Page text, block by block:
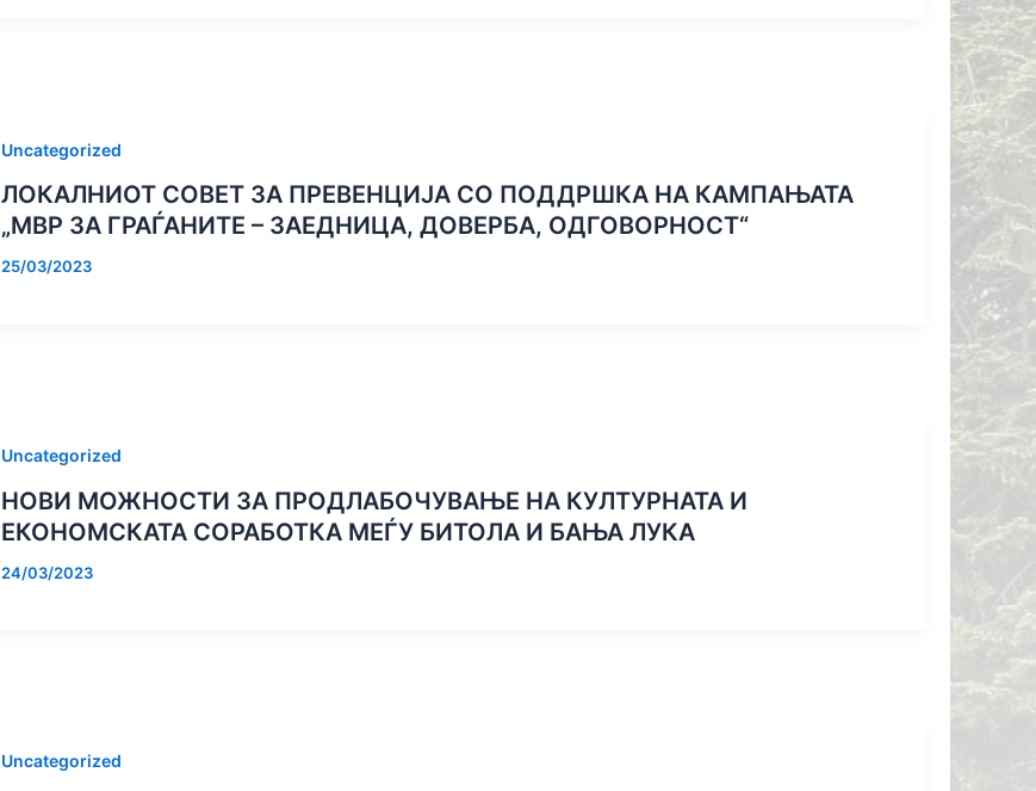
Uncategorized
ЛОКАЛНИОТ СОВЕТ ЗА ПРЕВЕНЦИЈА СО ПОДДРШКА НА КАМПАЊАТА
„МВР ЗА ГРАЃАНИТЕ – ЗАЕДНИЦА, ДОВЕРБА, ОДГОВОРНОСТ“
25/03/2023
Uncategorized
НОВИ МОЖНОСТИ ЗА ПРОДЛАБОЧУВАЊЕ НА КУЛТУРНАТА И
ЕКОНОМСКАТА СОРАБОТКА МЕЃУ БИТОЛА И БАЊА ЛУКА
24/03/2023
Uncategorized